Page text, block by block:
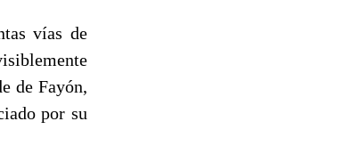
vías de
de Fayón,
por su